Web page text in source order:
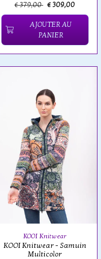
€ 379,00 € 309,00
AJOUTER AU
PANIER
KOOI Knitwear
KOOI Knitwear - Samuin
Multicolor